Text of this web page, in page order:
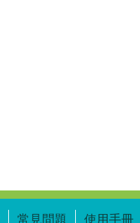
常見問題 使用手冊